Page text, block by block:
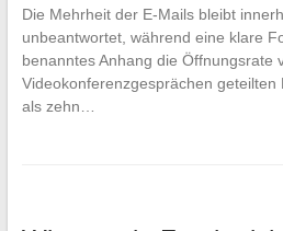
Die Mehrheit der E-Mails bleibt
unbeantwortet, während eine klare
benanntes Anhang die Öffnungsrate
Videokonferenzgesprächen
als zehn…